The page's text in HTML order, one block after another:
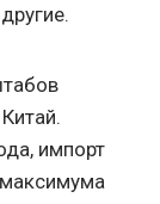
импорт